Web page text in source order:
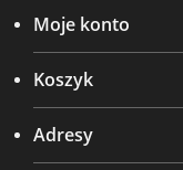
Moje konto
Koszyk
Adresy